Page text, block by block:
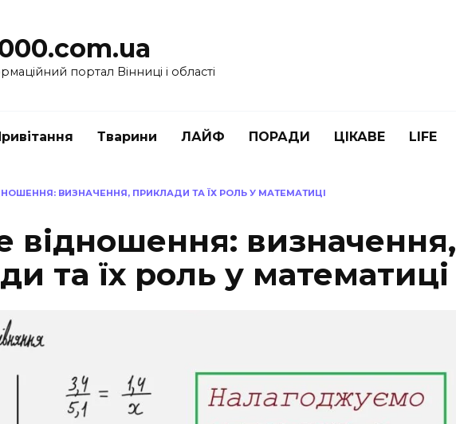
портал Вінниці і області
Тварини ЛАЙФ ПОРАДИ ЦІКАВЕ LIFE
ВИЗНАЧЕННЯ, ПРИКЛАДИ ТА ЇХ РОЛЬ У МАТЕМАТИЦІ
відношення: визначення,
та їх роль у математиці